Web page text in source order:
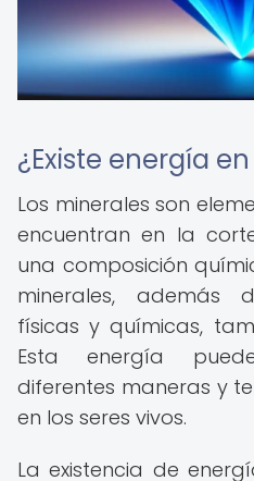
¿Existe energía
Los minerales son
encuentran en la
una composición
minerales, además
físicas y químicas,
Esta energía
diferentes maneras y
en los seres vivos.
La existencia de